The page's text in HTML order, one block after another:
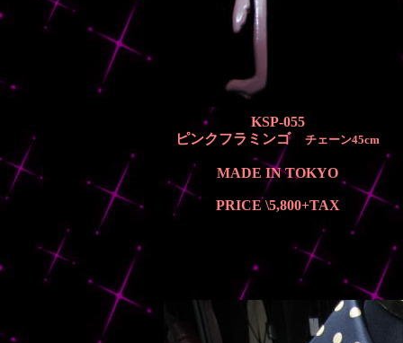
KSP-055
ピンクフラミンゴ チェーン45cm
MADE IN TOKYO
PRICE \5,800+TAX